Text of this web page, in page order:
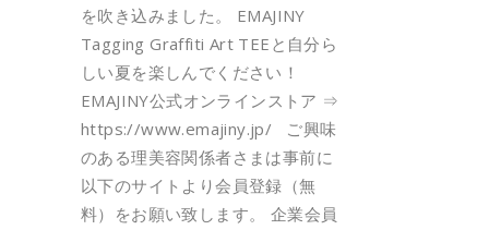
を吹き込みました。 EMAJINY
Tagging Graffiti Art TEEと自分ら
しい夏を楽しんでください！
EMAJINY公式オンラインストア ⇒
https://www.emajiny.jp/ ご興味
のある理美容関係者さまは事前に
以下のサイトより会員登録（無
料）をお願い致します。 企業会員